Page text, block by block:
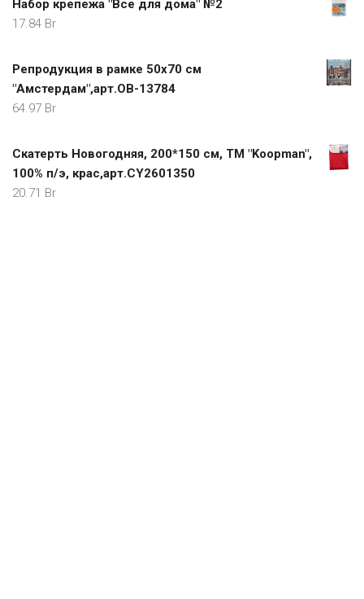
Набор крепежа "Все для дома" №2
17.84 Br
Репродукция в рамке 50x70 см
"Амстердам",арт.OB-13784
64.97 Br
Скатерть Новогодняя, 200*150 см, ТМ "Koopman",
100% п/э, крас,арт.CY2601350
20.71 Br